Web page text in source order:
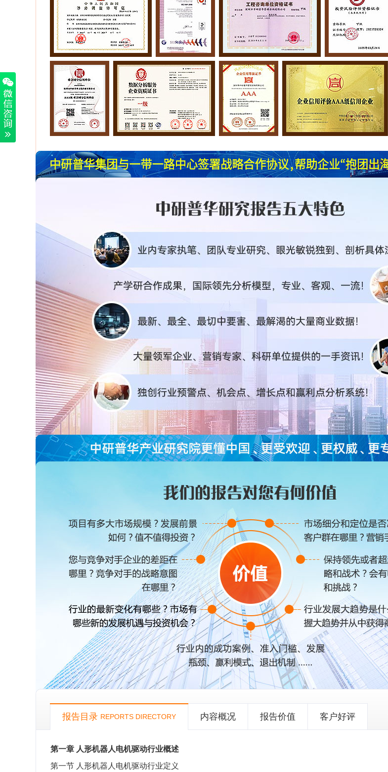
报告目录 REPORTS DIRECTORY 内容概况 报告价值 客户好评
第一章 人形机器人电机驱动行业概述
第一节 人形机器人电机驱动行业定义